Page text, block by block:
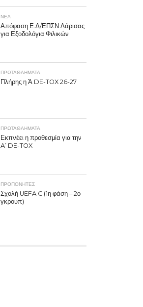
ΝΕΑ
Απόφαση Ε.Δ/ΕΠΣΝ Λάρισας
για Εξοδολόγια Φιλικών
ΠΡΩΤΑΘΛΉΜΑΤΑ
Πλήρης η Ά DE-TOX 26-27
ΠΡΩΤΑΘΛΉΜΑΤΑ
Εκπνέει η προθεσμία για την
A’ DE-TOX
ΠΡΟΠΟΝΗΤΈΣ
Σχολή UEFA C (1η φάση – 2ο
γκρουπ)